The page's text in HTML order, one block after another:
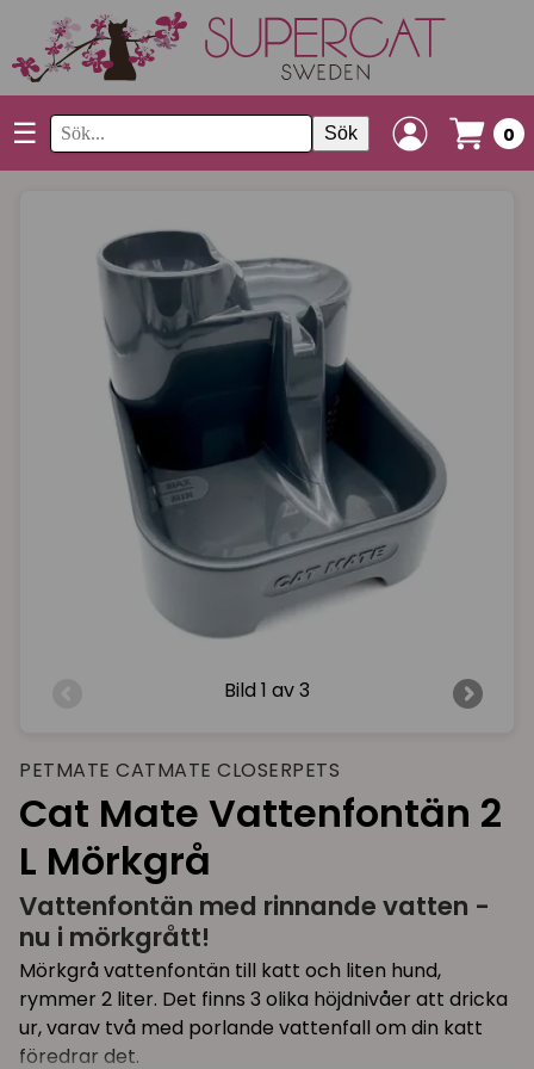
☰ Sök 0
Bild 1 av 3
PETMATE CATMATE CLOSERPETS
Cat Mate Vattenfontän 2
L Mörkgrå
Vattenfontän med rinnande vatten -
nu i mörkgrått!
Mörkgrå vattenfontän till katt och liten hund,
rymmer 2 liter. Det finns 3 olika höjdnivåer att dricka
ur, varav två med porlande vattenfall om din katt
föredrar det.